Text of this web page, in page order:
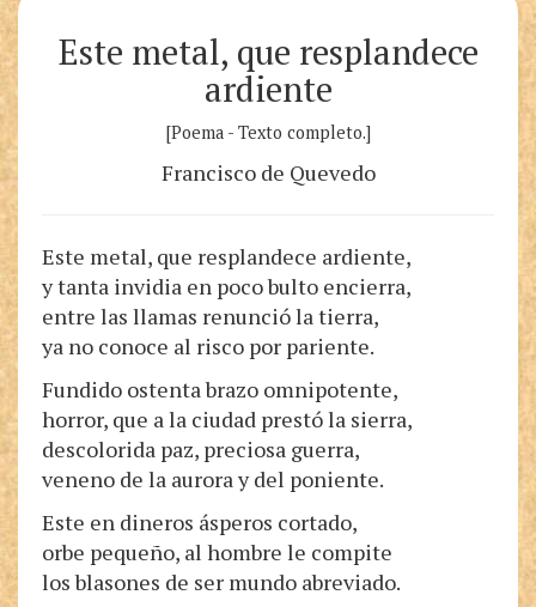
Este metal, que resplandece
ardiente
[Poema - Texto completo.]
Francisco de Quevedo
Este metal, que resplandece ardiente,
y tanta invidia en poco bulto encierra,
entre las llamas renunció la tierra,
ya no conoce al risco por pariente.
Fundido ostenta brazo omnipotente,
horror, que a la ciudad prestó la sierra,
descolorida paz, preciosa guerra,
veneno de la aurora y del poniente.
Este en dineros ásperos cortado,
orbe pequeño, al hombre le compite
los blasones de ser mundo abreviado.